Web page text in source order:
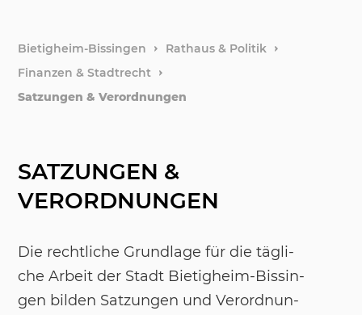
Bietigheim-Bissingen
Rathaus & Politik
Finanzen & Stadtrecht
Satzungen & Verordnungen
SATZUNGEN &
VERORDNUNGEN
Die recht­li­che Grund­la­ge für die täg­li­
che Ar­beit der Stadt Bie­tig­heim-Bis­sin­
gen bil­den Sat­zun­gen und Ver­ord­nun­